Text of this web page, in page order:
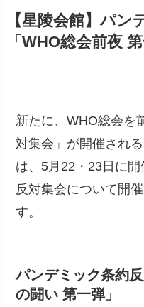
【星陵会館】パン
「WHO総会前夜
新たに、WHO総会を
対集会」が開催され
は、5月22・23日に
反対集会について開
す。
パンデミック条約
の闘い 第一弾」